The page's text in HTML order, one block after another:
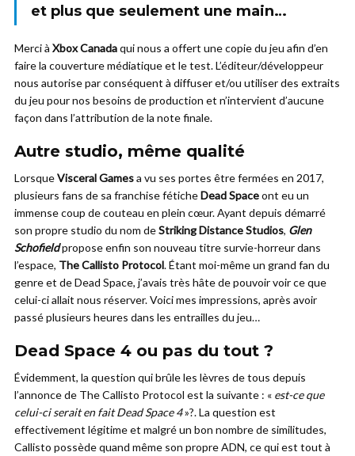
et plus que seulement une main…
Merci à Xbox Canadaqui nous a offert une copie du jeu afin d’en
faire la couverture médiatique et le test. L’éditeur/développeur
nous autorise par conséquent à diffuser et/ou utiliser des extraits
du jeu pour nos besoins de production et n’intervient d’aucune
façon dans l’attribution de la note finale.
Autre studio, même qualité
LorsqueVisceral Gamesa vu ses portes être fermées en 2017,
plusieurs fans de sa franchise féticheDead Spaceont eu un
immense coup de couteau en plein cœur. Ayant depuis démarré
son propre studio du nom deStriking Distance Studios, Glen
Schofieldpropose enfin son nouveau titre survie-horreur dans
l’espace, The Callisto Protocol. Étant moi-même un grand fan du
genre et de Dead Space, j’avais très hâte de pouvoir voir ce que
celui-ci allait nous réserver. Voici mes impressions, après avoir
passé plusieurs heures dans les entrailles du jeu…
Dead Space 4 ou pas du tout ?
Évidemment, la question qui brûle les lèvres de tous depuis
l’annonce de The Callisto Protocol est la suivante : « est-ce que
celui-ci serait en fait Dead Space 4»?. La question est
effectivement légitime et malgré un bon nombre de similitudes,
Callisto possède quand même son propre ADN, ce qui est tout à